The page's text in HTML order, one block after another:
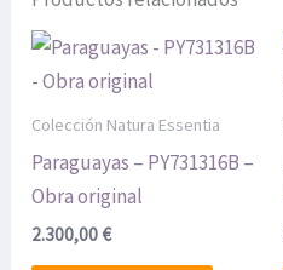
Colección Natura Essentia
Paraguayas – PY731316B –
Obra original
2.300,00€